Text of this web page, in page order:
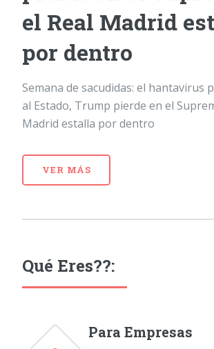
el Real Madrid
por dentro
Semana de sacudidas: el hantavirus
al Estado, Trump pierde en el
Madrid estalla por dentro
VER MÁS
Qué Eres??:
Para Empresas